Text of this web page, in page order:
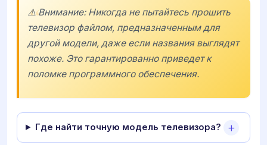
⚠️ Внимание: Никогда не пытайтесь прошить
телевизор файлом, предназначенным для
другой модели, даже если названия выглядят
похоже. Это гарантированно приведет к
поломке программного обеспечения.
Где найти точную модель телевизора?